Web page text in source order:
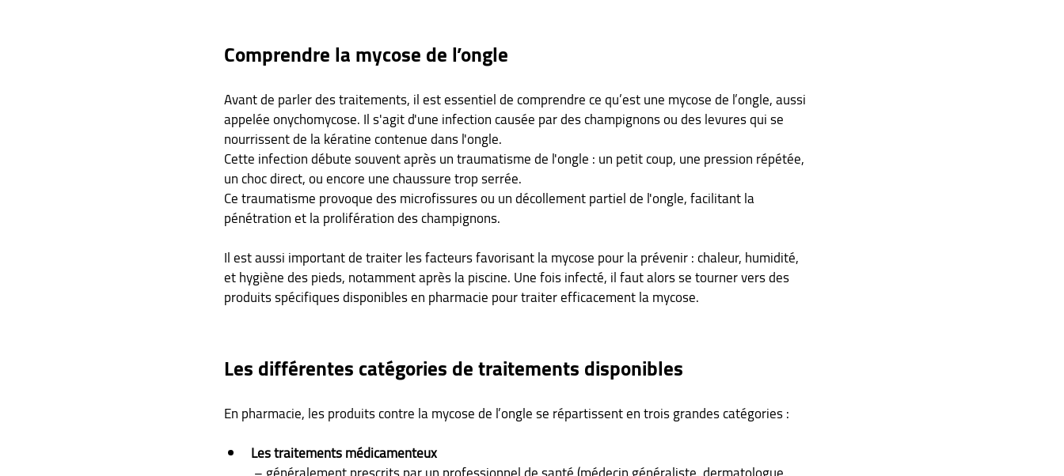
Comprendre la mycose de l’ongle
Avant de parler des traitements, il est essentiel de comprendre ce qu’est une mycose de l’ongle, aussi
appelée onychomycose. Il s'agit d'une infection causée par des champignons ou des levures qui se
nourrissent de la kératine contenue dans l'ongle.
Cette infection débute souvent après un traumatisme de l'ongle : un petit coup, une pression répétée,
un choc direct, ou encore une chaussure trop serrée.
Ce traumatisme provoque des microfissures ou un décollement partiel de l'ongle, facilitant la
pénétration et la prolifération des champignons.
Il est aussi important de traiter les facteurs favorisant la mycose pour la prévenir : chaleur, humidité,
et hygiène des pieds, notamment après la piscine. Une fois infecté, il faut alors se tourner vers des
produits spécifiques disponibles en pharmacie pour traiter efficacement la mycose.
Les différentes catégories de traitements disponibles
En pharmacie, les produits contre la mycose de l’ongle se répartissent en trois grandes catégories :
Les traitements médicamenteux